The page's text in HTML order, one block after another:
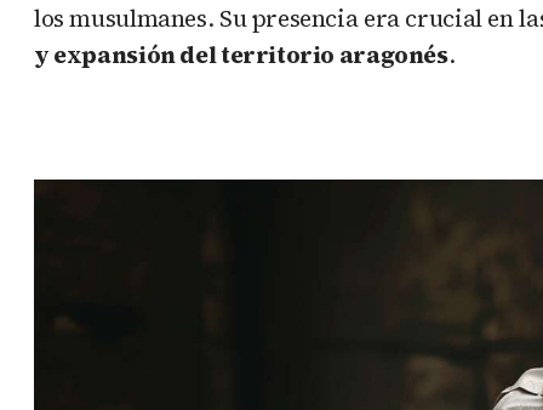
los musulmanes. Su presencia era crucial
y expansión del territorio aragonés.